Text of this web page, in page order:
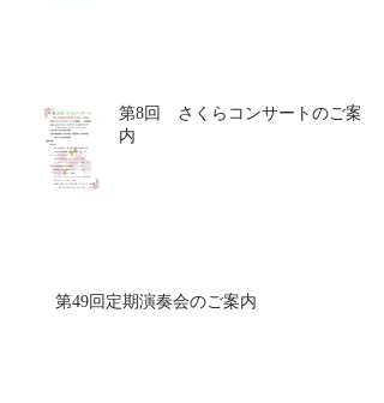
第8回 さくらコンサートのご案
内
第49回定期演奏会のご案内